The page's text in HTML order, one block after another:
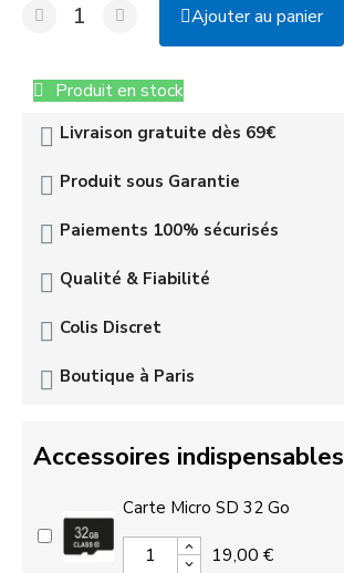
Ajouter au panier
Produit en stock
Livraison gratuite dès 69€
Produit sous Garantie
Paiements 100% sécurisés
Qualité & Fiabilité
Colis Discret
Boutique à Paris
Accessoires indispensables
Carte Micro SD 32 Go
19,00 €